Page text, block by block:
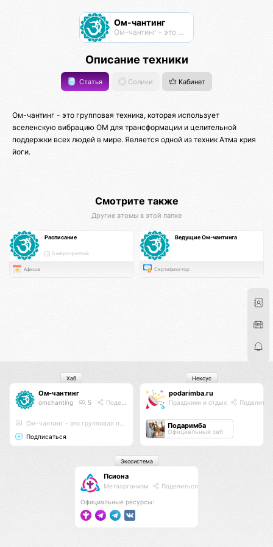
Ом-чантинг
Ом-чантинг - это групповая практика пропевания звука Ом
Описание техники
Статья Солики Кабинет
Ом-чантинг - это групповая техника, которая использует
вселенскую вибрацию ОМ для трансформации и целительной
поддержки всех людей в мире. Является одной из техник Атма крия
йоги.
Смотрите также
Другие атомы в этой папке
Расписание
0 мероприятий
Афиша
Ведущие Ом-чантинга
Сертификатор
Ом-чантинг
omchanting 5 Поделиться
Ом-чантинг - это групповая практика пропевания звука Ом
Подписаться
Хаб
podarimba.ru
Праздники и отдых
Подаримба
Официальный хаб
Нексус
Псиона
Метаорганизм Поделиться
Официальные ресурсы:
Экосистема